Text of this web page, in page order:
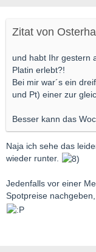
Zitat von
und habt Ihr gestern
Platin erlebt?!
Bei mir war´s ein
und Pt) einer zur
Besser kann das
Naja ich sehe das
wieder runter.
Jedenfalls vor einer
Spotpreise